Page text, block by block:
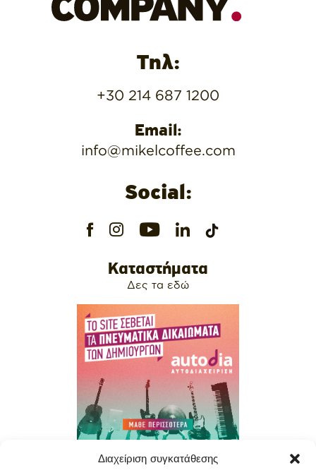
Διαχείριση συγκατάθεσης
Τηλ:
+30 214 687 1200
Email:
info@mikelcoffee.com
Social:
Καταστήματα
Δες τα εδώ